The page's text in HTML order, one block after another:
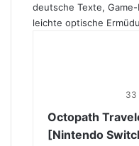
deutsche Texte,
leichte optische
33
Octopath
[Nintendo